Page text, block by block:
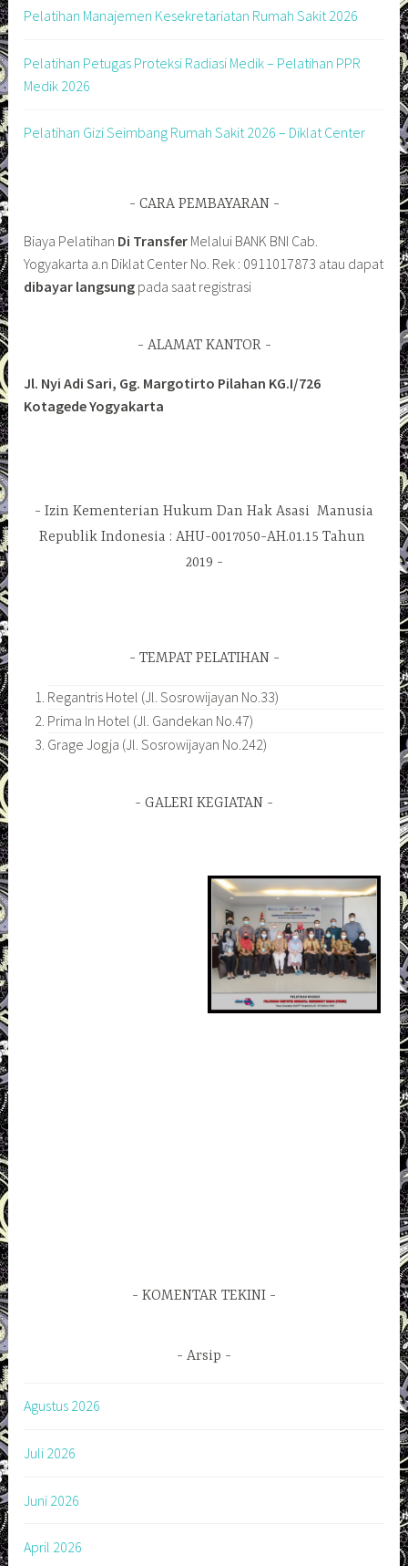
Pelatihan Manajemen Kesekretariatan Rumah Sakit 2026
Pelatihan Petugas Proteksi Radiasi Medik – Pelatihan PPR
Medik 2026
Pelatihan Gizi Seimbang Rumah Sakit 2026 – Diklat Center
CARA PEMBAYARAN
Biaya Pelatihan Di Transfer Melalui BANK BNI Cab.
Yogyakarta a.n Diklat Center No. Rek : 0911017873 atau dapat
dibayar langsung pada saat registrasi
ALAMAT KANTOR
Jl. Nyi Adi Sari, Gg. Margotirto Pilahan KG.I/726
Kotagede Yogyakarta
Izin Kementerian Hukum Dan Hak Asasi Manusia
Republik Indonesia : AHU-0017050-AH.01.15 Tahun
2019
TEMPAT PELATIHAN
Regantris Hotel (Jl. Sosrowijayan No.33)
Prima In Hotel (Jl. Gandekan No.47)
Grage Jogja (Jl. Sosrowijayan No.242)
GALERI KEGIATAN
KOMENTAR TEKINI
Arsip
Agustus 2026
Juli 2026
Juni 2026
April 2026